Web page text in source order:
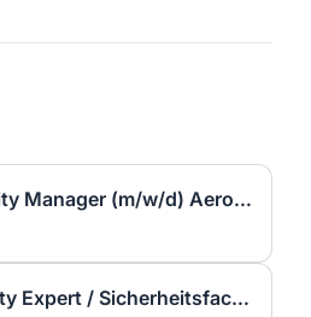
Procurement Quality Manager (m/w/d) Aerospace / Luft- und Raumfahrt
Occupational Safety Expert / Sicherheitsfachkraft - m/w/d